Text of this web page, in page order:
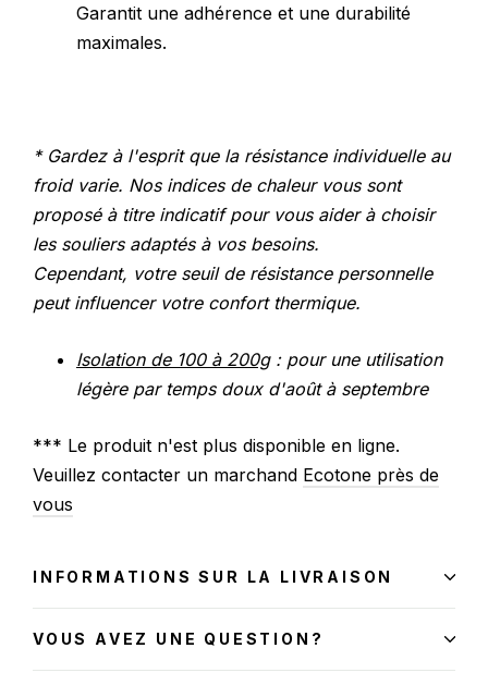
Garantit une adhérence et une durabilité
maximales.
* Gardez à l'esprit que la résistance individuelle au
froid varie. Nos indices de chaleur vous sont
proposé à titre indicatif pour vous aider à choisir
les souliers adaptés à vos besoins.
Cependant, votre seuil de résistance personnelle
peut influencer votre confort thermique.
Isolation de 100 à 200g : pour une utilisation
légère par temps doux d'août à septembre
*** Le produit n'est plus disponible en ligne.
Veuillez contacter un marchand Ecotone près de
vous
INFORMATIONS SUR LA LIVRAISON
VOUS AVEZ UNE QUESTION?